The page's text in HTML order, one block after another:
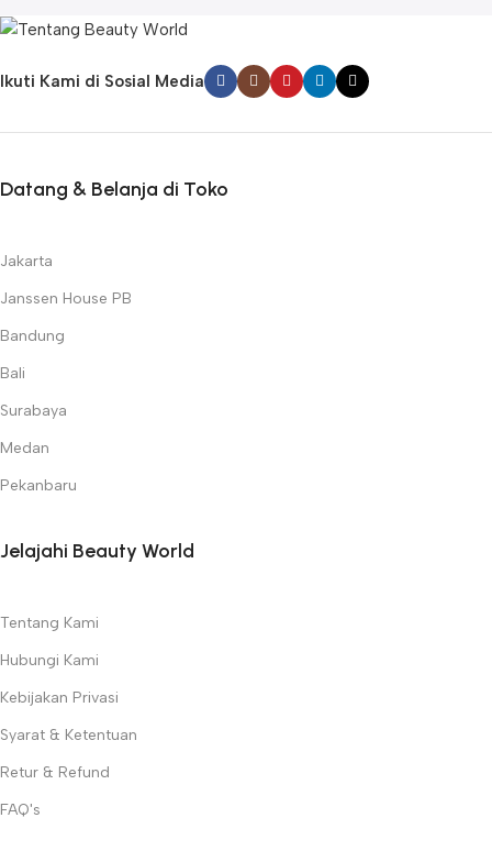
Ikuti Kami di Sosial Media
Datang & Belanja di Toko
Jakarta
Janssen House PB
Bandung
Bali
Surabaya
Medan
Pekanbaru
Jelajahi Beauty World
Tentang Kami
Hubungi Kami
Kebijakan Privasi
Syarat & Ketentuan
Retur & Refund
FAQ's